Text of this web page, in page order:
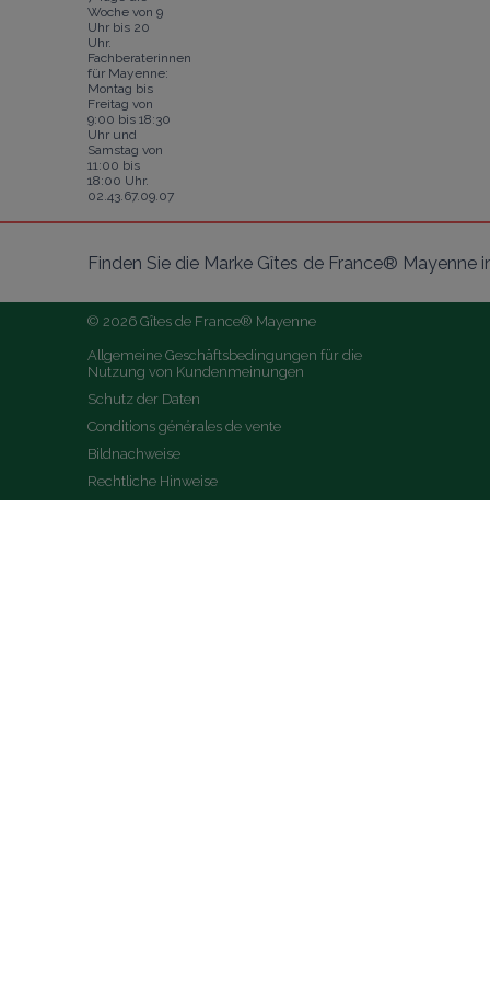
Woche von 9
Uhr bis 20
Uhr.
Fachberaterinnen
für Mayenne:
Montag bis
Freitag von
9:00 bis 18:30
Uhr und
Samstag von
11:00 bis
18:00 Uhr.
02.43.67.09.07
Finden Sie die Marke Gîtes de France® Mayenne
© 2026 Gîtes de France® Mayenne
Allgemeine Geschäftsbedingungen für die
Nutzung von Kundenmeinungen
Schutz der Daten
Conditions générales de vente
Bildnachweise
Rechtliche Hinweise